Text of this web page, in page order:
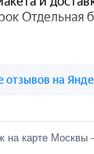
на карте